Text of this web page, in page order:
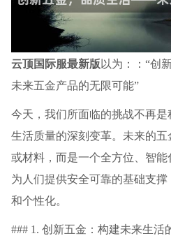
云顶国际服最新版 以为：：“创
未来五金产品的无限可能”
今天，我们所面临的挑战不再
生活质量的深刻变革。未来的
或材料，而是一个全方位、智
为人们提供安全可靠的基础支
和个性化。
### 1. 创新五金：构建未来生活